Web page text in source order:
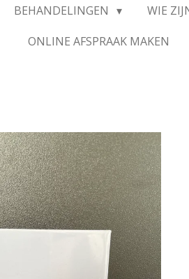
BEHANDELINGEN WIE
ONLINE AFSPRAAK MAKEN